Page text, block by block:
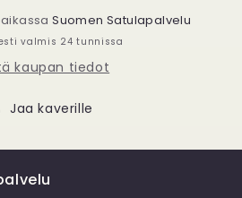
Suomen Satulapalvelu
valmis 24 tunnissa
kaupan tiedot
Jaa kaverille